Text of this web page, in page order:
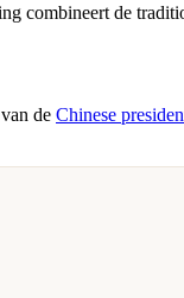
combineert de
de Chinese